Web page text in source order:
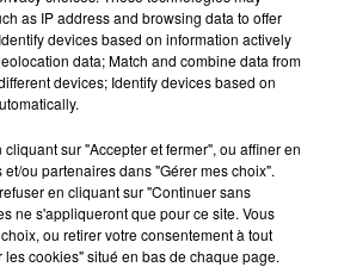
14 sec
DU 28/02/2025 À 07H00
as IP address and browsing data to offer
devices based on information actively
data; Match and combine data from
devices; Identify devices based on
sur "Accepter et fermer", ou affiner en
ou partenaires dans "Gérer mes choix".
en cliquant sur "Continuer sans
ne s'appliqueront que pour ce site. Vous
ou retirer votre consentement à tout
cookies" situé en bas de chaque page.